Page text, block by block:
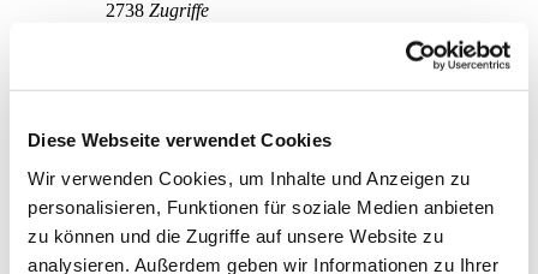
Diese Webseite verwendet Cookies
Wir verwenden Cookies, um Inhalte und Anzeigen zu
personalisieren, Funktionen für soziale Medien anbieten
zu können und die Zugriffe auf unsere Website zu
analysieren. Außerdem geben wir Informationen zu Ihrer
2738 Zugriffe
Bugs und Design-Probleme
4Antworten
Letzter BeitragvonPetro-56
Mi., 05. Nov 2025 20:37
Starmoney Deluxe 15 - pdf bei Dokumenten wird nicht mit
Starmoney internem Bildschirm angezeigt